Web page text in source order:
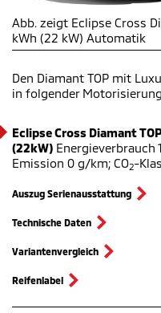
Abb. zeigt Eclipse Cross
kWh (22 kW) Automatik
Den Diamant TOP mit
in folgender
Eclipse Cross Diamant
(22kW) Energieverbrauch
Emission 0 g/km; CO2-
Auszug Serienausstattung
Technische Daten
Variantenvergleich
Reifenlabel